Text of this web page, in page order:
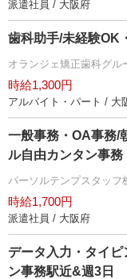
派遣社員 / 大阪府
歯科助手/未経験OK
オランジェ矯正歯科グル
時給1,300円
アルバイト・パート / 大
一般事務・OA事務/
ル自由カンタン事務
パーソルテンプスタッフ
時給1,700円
派遣社員 / 大阪府
データ入力・タイ
ン事務駅近&週3日